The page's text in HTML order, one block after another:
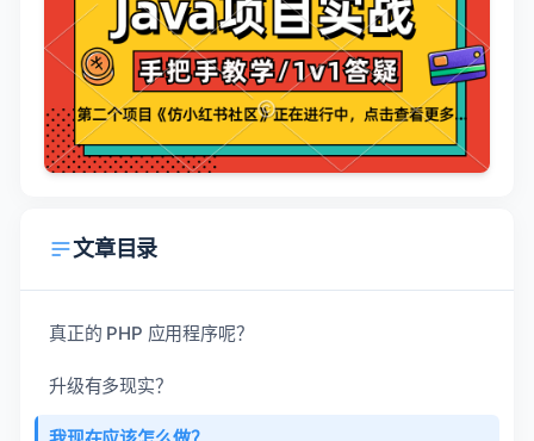
文章目录
真正的 PHP 应用程序呢？
升级有多现实？